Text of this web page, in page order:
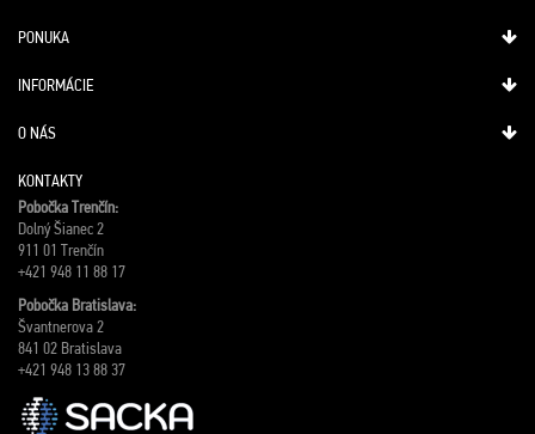
PONUKA
INFORMÁCIE
O NÁS
KONTAKTY
Pobočka Trenčín:
Dolný Šianec 2
911 01 Trenčín
+421 948 11 88 17
Pobočka Bratislava:
Švantnerova 2
841 02 Bratislava
+421 948 13 88 37